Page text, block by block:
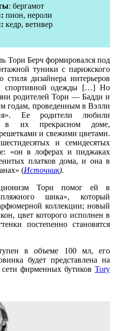
: бергамот
пион, нероли
кедр, ветивер
Тори Берч формировался под
туники с парижского
дизайнера интерьеров
спортивной одежды […] Но
родителей Тори — Бадди и
годам, проведенным в Вэлли
Ее родители любили
в их прекрасном доме,
и свежими цветами.
и семидесятых
«он в лоферах и пиджаках
платков дома, и она в
(Источник).
Тори помог ей в
шика», который
коллекции; новый
цвет которого исполнен в
постепенно становятся
в объеме 100 мл, его
будет представлена на
фирменных бутиков Tory